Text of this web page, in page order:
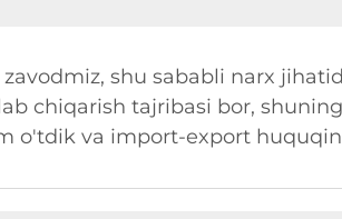
zavodmiz, shu sababli narx
chiqarish tajribasi bor,
o'tdik va import-export